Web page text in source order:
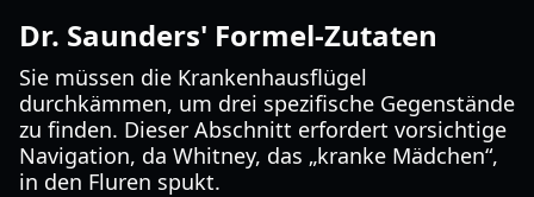
Dr. Saunders' Formel-Zutaten
Sie müssen die Krankenhausflügel
durchkämmen, um drei spezifische Gegenstände
zu finden. Dieser Abschnitt erfordert vorsichtige
Navigation, da Whitney, das „kranke Mädchen“,
in den Fluren spukt.